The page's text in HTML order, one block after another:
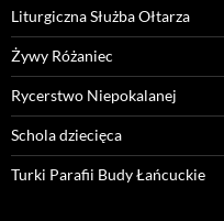
Liturgiczna Służba Ołtarza
Żywy Różaniec
Rycerstwo Niepokalanej
Schola dziecięca
Turki Parafii Budy Łańcuckie